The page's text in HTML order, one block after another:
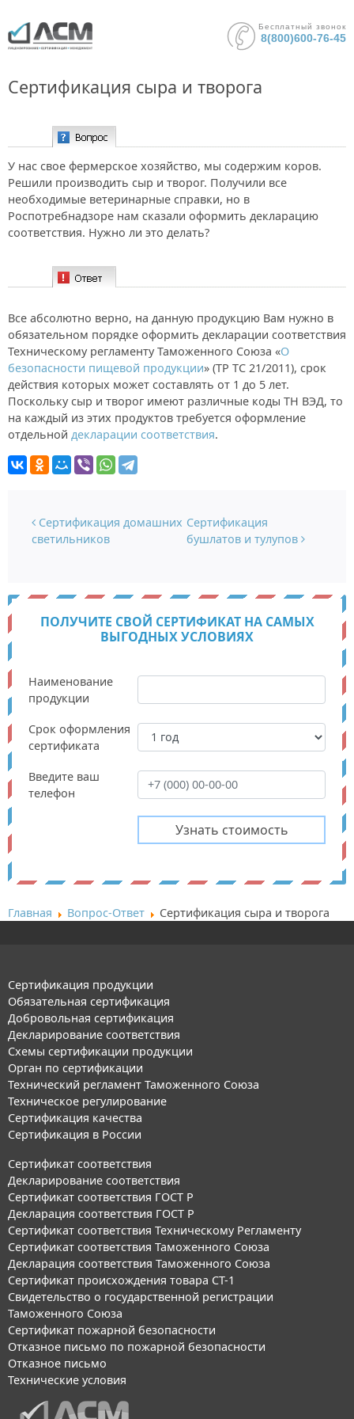
Бесплатный звонок
8(800)600-76-45
Сертификация сыра и творога
Вопрос:
У нас свое фермерское хозяйство, мы содержим коров.
Решили производить сыр и творог. Получили все
необходимые ветеринарные справки, но в
Роспотребнадзоре нам сказали оформить декларацию
соответствия. Нужно ли это делать?
Все абсолютно верно, на данную продукцию Вам нужно в
обязательном порядке оформить декларации соответствия
Техническому регламенту Таможенного Союза «О
безопасности пищевой продукции» (ТР ТС 21/2011), срок
действия которых может составлять от 1 до 5 лет.
Поскольку сыр и творог имеют различные коды ТН ВЭД, то
на каждый из этих продуктов требуется оформление
отдельной декларации соответствия.
Навигация по записям
Сертификация домашних
светильников
Сертификация
бушлатов и тулупов
ПОЛУЧИТЕ СВОЙ СЕРТИФИКАТ НА САМЫХ
ВЫГОДНЫХ УСЛОВИЯХ
Наименование
продукции
Срок оформления
сертификата
Введите ваш
телефон
Главная Вопрос-Ответ Сертификация сыра и творога
Сертификация продукции
Обязательная сертификация
Добровольная сертификация
Декларирование соответствия
Схемы сертификации продукции
Орган по сертификации
Технический регламент Таможенного Союза
Техническое регулирование
Сертификация качества
Сертификация в России
Сертификат соответствия
Декларирование соответствия
Сертификат соответствия ГОСТ Р
Декларация соответствия ГОСТ Р
Сертификат соответствия Техническому Регламенту
Сертификат соответствия Таможенного Союза
Декларация соответствия Таможенного Союза
Сертификат происхождения товара СТ-1
Свидетельство о государственной регистрации
Таможенного Союза
Сертификат пожарной безопасности
Отказное письмо по пожарной безопасности
Отказное письмо
Технические условия